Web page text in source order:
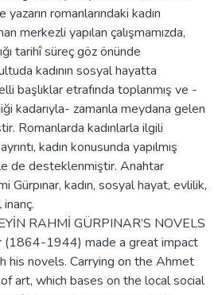
romanlarındaki kadın
merkezli yapılan çalışmamızda,
tarihî süreç göz önünde
kadının sosyal hayatta
başlıklar etrafında toplanmış ve -
kadarıyla- zamanla meydana gelen
Romanlarda kadınlarla ilgili
kadın konusunda yapılmış
de desteklenmiştir. Anahtar
Gürpınar, kadın, sosyal hayat, evlilik,
inanç.
RAHMİ GÜRPINAR’S NOVELS
(1864-1944) made a great impact
his novels. Carrying on the Ahmet
art, which bases on the local social